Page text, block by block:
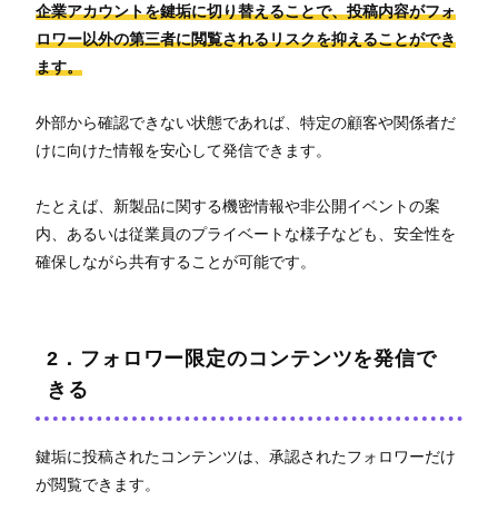
企業アカウントを鍵垢に切り替えることで、投稿内容がフォ
ロワー以外の第三者に閲覧されるリスクを抑えることができ
ます。
外部から確認できない状態であれば、特定の顧客や関係者だ
けに向けた情報を安心して発信できます。
たとえば、新製品に関する機密情報や非公開イベントの案
内、あるいは従業員のプライベートな様子なども、安全性を
確保しながら共有することが可能です。
2．フォロワー限定のコンテンツを発信で
きる
鍵垢に投稿されたコンテンツは、承認されたフォロワーだけ
が閲覧できます。